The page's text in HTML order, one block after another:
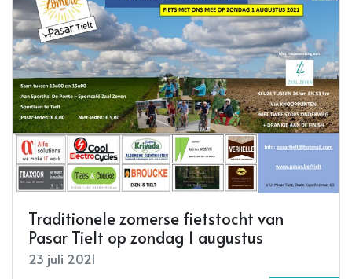
Traditionele zomerse fietstocht van
Pasar Tielt op zondag 1 augustus
23 juli 2021